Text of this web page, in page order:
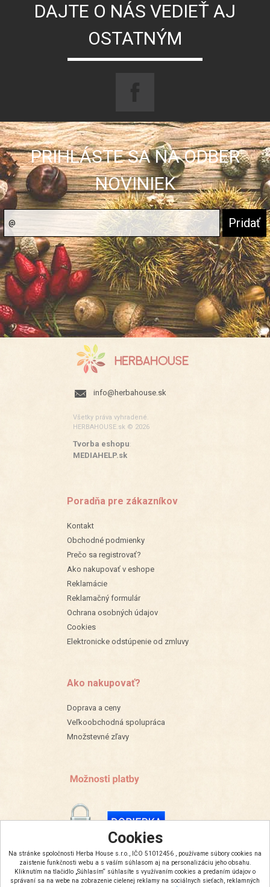
Cookies
Na stránke spoločnosti Herba House s.r.o., IČO 51012456 , používame súbory cookies na
zaistenie funkčnosti webu a s vaším súhlasom aj na personalizáciu jeho obsahu.
Kliknutím na tlačidlo „Súhlasím“ súhlasíte s využívaním cookies a predaním údajov o
správaní sa na webe na zobrazenie cielenej reklamy na sociálnych sieťach, reklamných
DAJTE O NÁS VEDIEŤ AJ
OSTATNÝM
PRIHLÁSTE SA NA ODBER
NOVINIEK
info@herbahouse.sk
Všetky práva vyhradené.
HERBAHOUSE.sk © 2026
Tvorba eshopu:
MEDIAHELP.sk
Poradňa pre zákazníkov
Kontakt
Obchodné podmienky
Prečo sa registrovať?
Ako nakupovať v eshope
Reklamácie
Reklamačný formulár
Ochrana osobných údajov
Cookies
Elektronicke odstúpenie od zmluvy
Ako nakupovať?
Doprava a ceny
Veľkoobchodná spolupráca
Množstevné zľavy